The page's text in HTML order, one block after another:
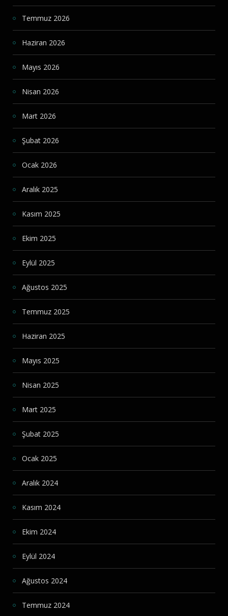
Temmuz 2026
Haziran 2026
Mayıs 2026
Nisan 2026
Mart 2026
Şubat 2026
Ocak 2026
Aralık 2025
Kasım 2025
Ekim 2025
Eylül 2025
Ağustos 2025
Temmuz 2025
Haziran 2025
Mayıs 2025
Nisan 2025
Mart 2025
Şubat 2025
Ocak 2025
Aralık 2024
Kasım 2024
Ekim 2024
Eylül 2024
Ağustos 2024
Temmuz 2024